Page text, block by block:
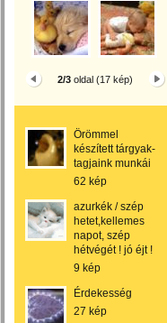
2/3 oldal (17 kép)
Örömmel
készített tárgyak-
tagjaink munkái
62 kép
azurkék / szép
hetet,kellemes
napot, szép
hétvégét ! jó éjt !
9 kép
Érdekesség
27 kép